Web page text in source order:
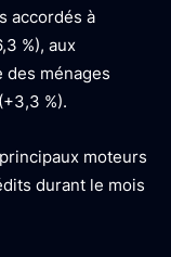
accordés à
%), aux
ménages
%).
moteurs
durant le mois